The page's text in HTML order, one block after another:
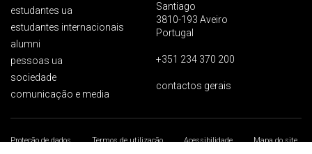
estudantes ua
estudantes internacionais
alumni
pessoas ua
sociedade
comunicação e media
Santiago
3810-193 Aveiro
Portugal
+351 234 370 200
contactos gerais
Proteção de dados Termos de utilização Acessibilidade
Mapa do site